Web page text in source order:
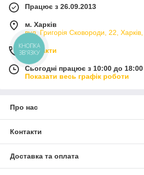
Працює з 26.09.2013
м. Харків
вул. Григорія Сковороди, 22, Харків,
Контакти
Сьогодні працює з 10:00 до 18:00
Показати весь графік роботи
Про нас
Контакти
Доставка та оплата
КНОПКА
ЗВ'ЯЗКУ